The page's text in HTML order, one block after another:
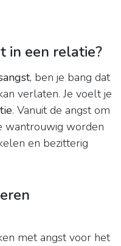
in een relatie?
, ben je bang dat
verlaten. Je voelt je
. Vanuit de angst om
wantrouwig worden
en bezitterig
met angst voor het